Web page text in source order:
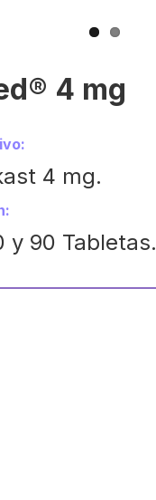
4 mg
4 mg.
y 90 Tabletas.